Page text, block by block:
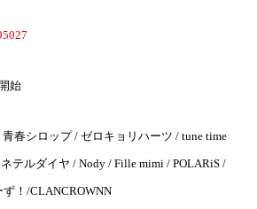
始
青春シロップ / ゼロキョリハーツ / tune time
テルダイヤ / Nody / Fille mimi / POLARiS /
ず！/CLANCROWNN